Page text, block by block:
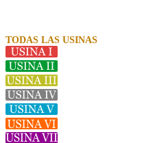
TODAS LAS USINAS